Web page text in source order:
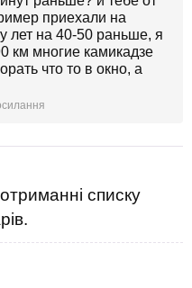
приехали на
лет на 40-50 раньше, я
км многие камикадзе
что то в окно, а
списку